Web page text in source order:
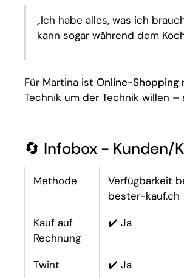
„Ich habe alles, was ich
kann sogar während dem
Für Martina ist Online-Shopping
Technik um der Technik willen
🔄 Infobox - Kunden/
Methode
Verfügbarkeit
bester-kauf.ch
Kauf auf
Rechnung
✔️ Ja
Twint ✔️ Ja